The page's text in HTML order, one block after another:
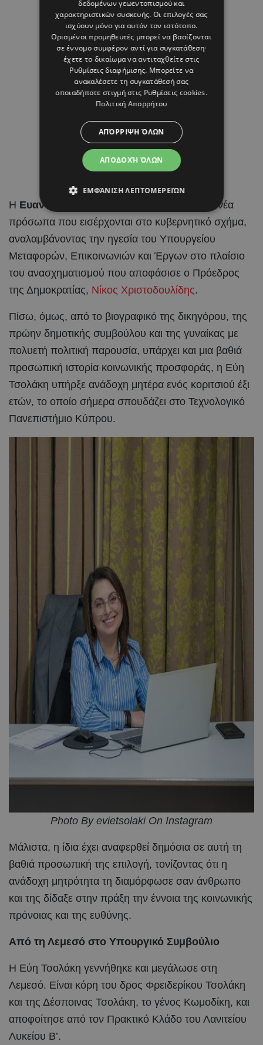
Η Ευανθία – Εύη Τσολάκη
είναι ένα από τα νέα
πρόσωπα που εισέρχονται στο κυβερνητικό σχήμα,
αναλαμβάνοντας την ηγεσία του Υπουργείου
Μεταφορών, Επικοινωνιών και Έργων στο πλαίσιο
του ανασχηματισμού που αποφάσισε ο Πρόεδρος
της Δημοκρατίας, Νίκος Χριστοδουλίδης.
Πίσω, όμως, από το βιογραφικό της δικηγόρου, της
πρώην δημοτικής συμβούλου και της γυναίκας με
πολυετή πολιτική παρουσία, υπάρχει και μια βαθιά
προσωπική ιστορία κοινωνικής προσφοράς, η Εύη
Τσολάκη υπήρξε ανάδοχη μητέρα ενός κοριτσιού έξι
ετών, το οποίο σήμερα σπουδάζει στο Τεχνολογικό
Πανεπιστήμιο Κύπρου.
Photo By evietsolaki On Instagram
Μάλιστα, η ίδια έχει αναφερθεί δημόσια σε αυτή τη
βαθιά προσωπική της επιλογή, τονίζοντας ότι η
ανάδοχη μητρότητα τη διαμόρφωσε σαν άνθρωπο
και της δίδαξε στην πράξη την έννοια της κοινωνικής
πρόνοιας και της ευθύνης.
Από τη Λεμεσό στο Υπουργικό Συμβούλιο
Η Εύη Τσολάκη γεννήθηκε και μεγάλωσε στη
Λεμεσό. Είναι κόρη του δρος Φρειδερίκου Τσολάκη
και της Δέσποινας Τσολάκη, το γένος Κωμοδίκη, και
αποφοίτησε από τον Πρακτικό Κλάδο του Λανιτείου
Λυκείου Β’.
δεδομένων γεωεντοπισμού και
χαρακτηριστικών συσκευής. Οι επιλογές σας
ισχύουν μόνο για αυτόν τον ιστότοπο.
Ορισμένοι προμηθευτές μπορεί να βασίζονται
σε έννομο συμφέρον αντί για συγκατάθεση·
έχετε το δικαίωμα να αντιταχθείτε στις
Ρυθμίσεις διαφήμισης. Μπορείτε να
ανακαλέσετε τη συγκατάθεσή σας
οποιαδήποτε στιγμή στις Ρυθμίσεις cookies.
Πολιτική Απορρήτου
ΑΠΟΔΟΧΉ ΌΛΩΝ
ΑΠΌΡΡΙΨΗ ΌΛΩΝ
ΕΜΦΆΝΙΣΗ ΛΕΠΤΟΜΕΡΕΙΏΝ